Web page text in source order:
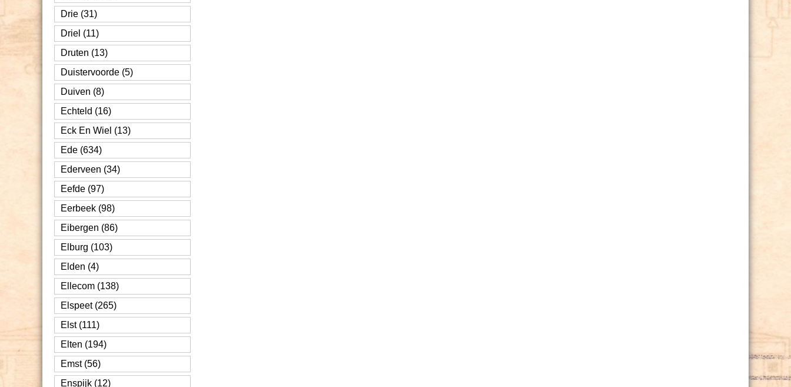
Drie (31)
Driel (11)
Druten (13)
Duistervoorde (5)
Duiven (8)
Echteld (16)
Eck En Wiel (13)
Ede (634)
Ederveen (34)
Eefde (97)
Eerbeek (98)
Eibergen (86)
Elburg (103)
Elden (4)
Ellecom (138)
Elspeet (265)
Elst (111)
Elten (194)
Emst (56)
Enspijk (12)